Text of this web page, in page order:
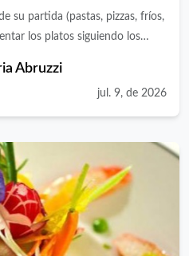
su partida (pastas, pizzas, fríos,
los platos siguiendo los
para su sección.
de 2 años como cocinero.
Conocimiento de normas
Disponibilidad para trabajar
Jornada completa 40
Buscamos incorporar a un
recetas y gestión de las partidas
Abruzzi
jul. 9, de 2026